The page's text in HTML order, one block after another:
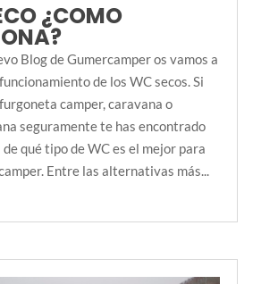
¿COMO
Blog de Gumercamper os vamos a
de los WC secos. Si
camper, caravana o
seguramente te has encontrado
de qué tipo de WC es el mejor para
Entre las alternativas más...